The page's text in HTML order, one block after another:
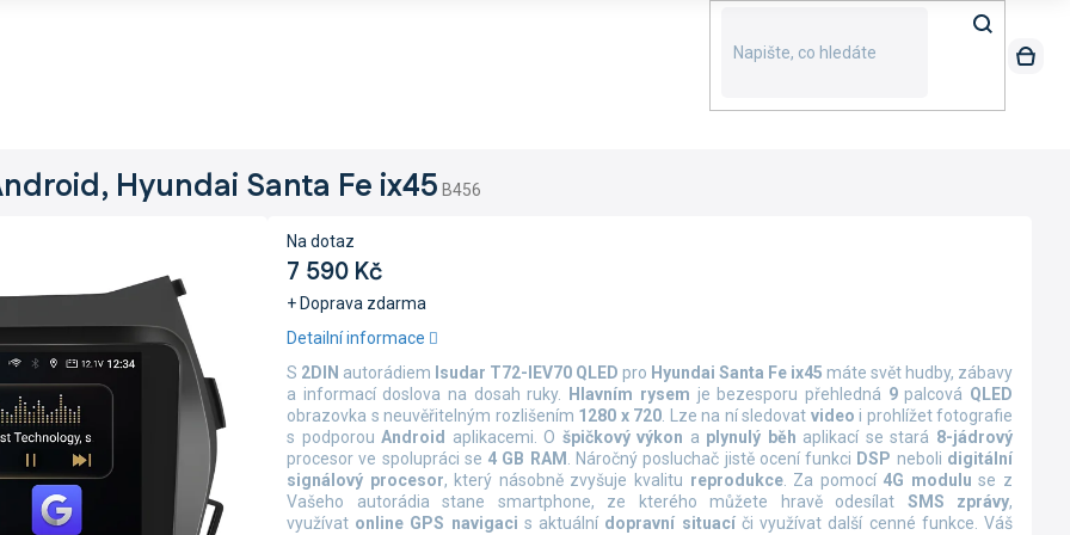
Hyundai Santa Fe ix45 B456
7 590 Kč
+ Doprava zdarma
Měrná
Na dotaz
S 2DIN autorádiem Isudar T72-IEV70 QLED pro Hyundai Santa Fe ix45 máte svět hudby, zábavy
a informací doslova na dosah ruky.
Hlavním rysem je bezesporu přehledná 9palcová QLED
obrazovka s neuvěřitelným rozlišením 1280 x 720 . Lze na ní sledovat video i prohlížet fotografie
s podporouAndroid aplikacemi. O špičkový výkon a plynulý běh aplikací se stará 8-jádrový
procesor ve spolupráci se 4 GB RAM . Náročný posluchač jistě ocení funkci DSP neboli digitální
signálový procesor, který násobně zvyšuje kvalitu reprodukce. Za pomocí 4G modulu se z
Vašeho autorádia stane smartphone, ze kterého můžete hravě odesílat SMS zprávy,
využívat online GPS navigaci s aktuální dopravní situacíči využívat další cenné funkce. Váš
Detailní informace